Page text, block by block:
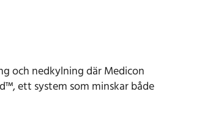
och nedkylning där Medicon
ett system som minskar både